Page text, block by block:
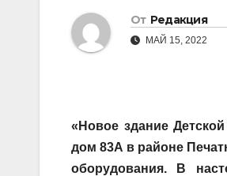
От Редакция
МАЙ 15, 2022
«Новое здание
дом 83А в районе
оборудования. В